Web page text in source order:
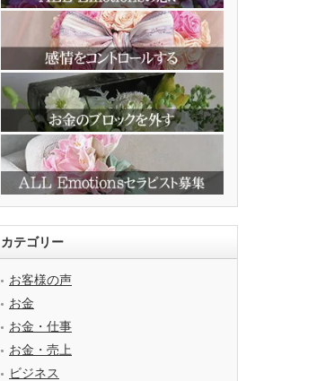
カテゴリー
お客様の声
お金
お金・仕事
お金・売上
ビジネス